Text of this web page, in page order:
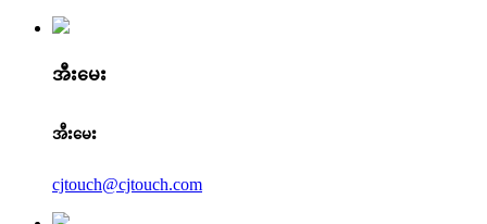
အီးမေး
အီးမေး
cjtouch@cjtouch.com